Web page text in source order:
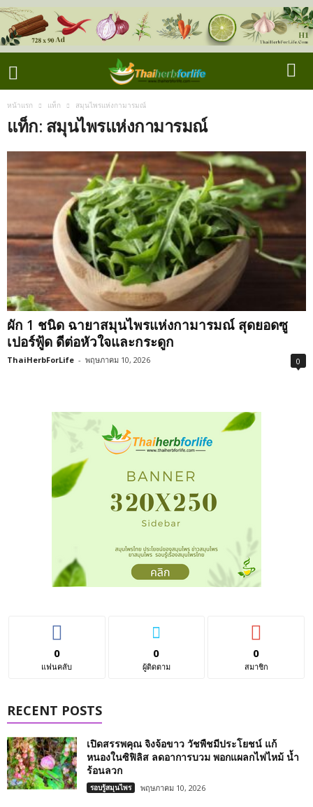
หน้าแรก แท็ก สมุนไพรแห่งกามารมณ์
แท็ก: สมุนไพรแห่งกามารมณ์
ผัก 1 ชนิด ฉายาสมุนไพรแห่งกามารมณ์ สุดยอดซู
เปอร์ฟู้ด ดีต่อหัวใจและกระดูก
ThaiHerbForLife - พฤษภาคม 10, 2026 0
0
แฟนคลับ
0
ผู้ติดตาม
0
สมาชิก
RECENT POSTS
เปิดสรรพคุณ จิงจ้อขาว วัชพืชมีประโยชน์ แก้
หนองในซิฟิลิส ลดอาการบวม พอกแผลกไฟไหม้ น้ำ
ร้อนลวก
รอบรู้สมุนไพร พฤษภาคม 10, 2026